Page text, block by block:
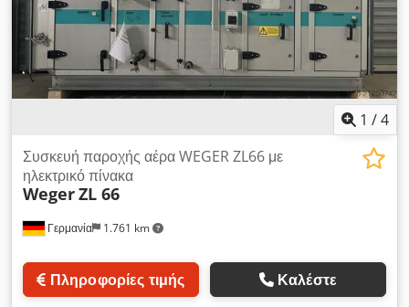
1 /4
Γερμανία 1.761 km
Συσκευή παροχής αέρα WEGER ZL66 με
ηλεκτρικό πίνακα
WegerZL 66
Πληροφορίες τιμής Καλέστε